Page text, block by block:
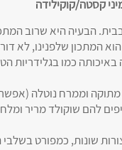
הבעיה היא שרוב
הוא המתכון שלפנינו, לא
כמו בגלידריות
מתוקה וממרח נוטלה
להם שוקולד מריר
שונות, כמפורט